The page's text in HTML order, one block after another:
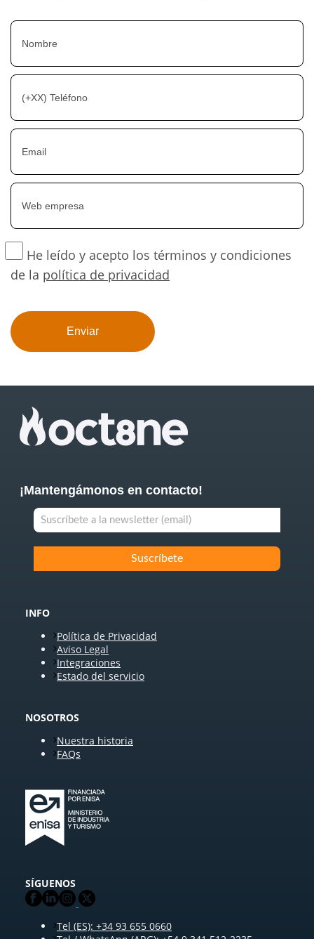
He leído y acepto los términos y condiciones
de la política de privacidad
¡Mantengámonos en contacto!
INFO
Política de Privacidad
Aviso Legal
Integraciones
Estado del servicio
NOSOTROS
Nuestra historia
FAQs
SÍGUENOS
Tel (ES): +34 93 655 0660